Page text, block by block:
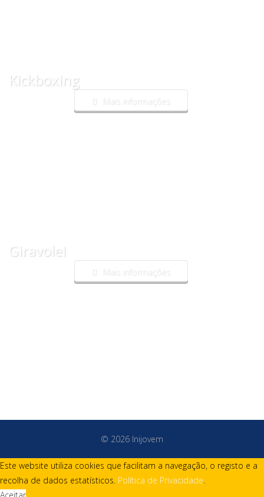
Kickboxing
Mais informações
Giravolei
Mais informações
© 2026 Inijovem
Este website utiliza cookies que facilitam a navegação, o registo e a
recolha de dados estatísticos. Política de Privacidade.